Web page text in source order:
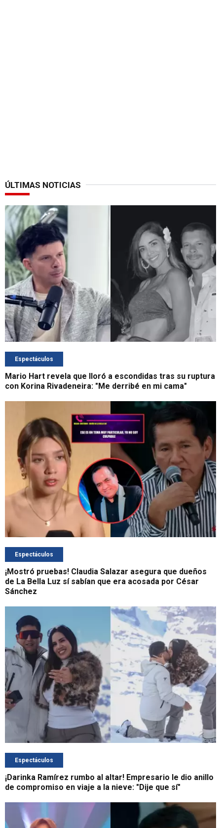
ÚLTIMAS NOTICIAS
Espectáculos
Mario Hart revela que lloró a escondidas tras su ruptura
con Korina Rivadeneira: "Me derribé en mi cama"
Espectáculos
¡Mostró pruebas! Claudia Salazar asegura que dueños
de La Bella Luz sí sabían que era acosada por César
Sánchez
Espectáculos
¡Darinka Ramírez rumbo al altar! Empresario le dio anillo
de compromiso en viaje a la nieve: "Dije que sí"